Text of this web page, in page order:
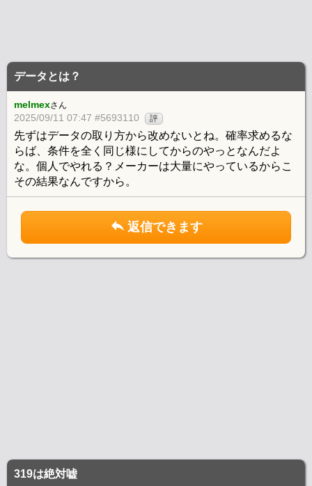
データとは？
melmexさん
2025/09/11 07:47 #5693110 評
先ずはデータの取り方から改めないとね。確率求めるな
らば、条件を全く同じ様にしてからのやっとなんだよ
な。個人でやれる？メーカーは大量にやっているからこ
その結果なんですから。
返信できます
319は絶対嘘